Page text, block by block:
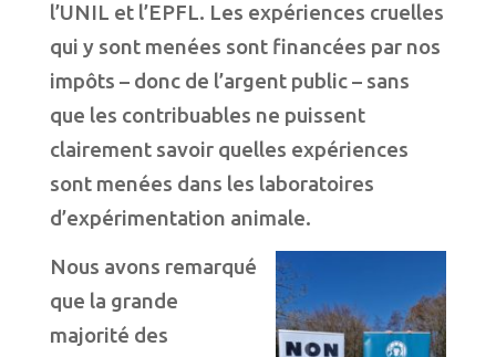
l’UNIL et l’EPFL. Les expériences cruelles
qui y sont menées sont financées par nos
impôts – donc de l’argent public – sans
que les contribuables ne puissent
clairement savoir quelles expériences
sont menées dans les laboratoires
d’expérimentation animale.
Nous avons remarqué
que la grande
majorité des